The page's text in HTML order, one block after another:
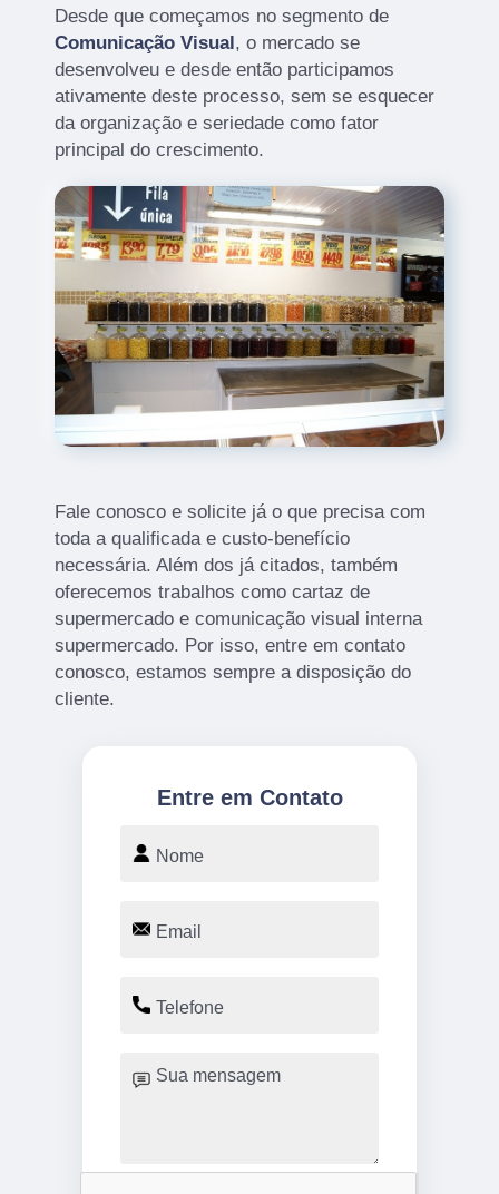
Desde que começamos no segmento de
Comunicação Visual, o mercado se
desenvolveu e desde então participamos
ativamente deste processo, sem se esquecer
da organização e seriedade como fator
principal do crescimento.
Fale conosco e solicite já o que precisa com
toda a qualificada e custo-benefício
necessária. Além dos já citados, também
oferecemos trabalhos como cartaz de
supermercado e comunicação visual interna
supermercado. Por isso, entre em contato
conosco, estamos sempre a disposição do
cliente.
Entre em Contato